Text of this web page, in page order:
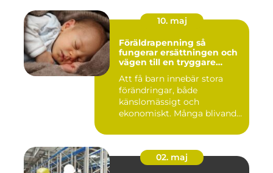
10. maj
Föräldrapenning så
fungerar ersättningen och
vägen till en tryggare
Att få barn innebär stora
förändringar, både
känslomässigt och
ekonomiskt. Många blivande
02. maj